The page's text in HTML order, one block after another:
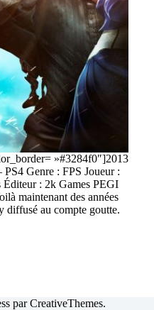
»#3284f0″]2013
Genre : FPS Joueur :
: 2k Games PEGI
maintenant des années
diffusé au compte goutte.
parCreativeThemes.